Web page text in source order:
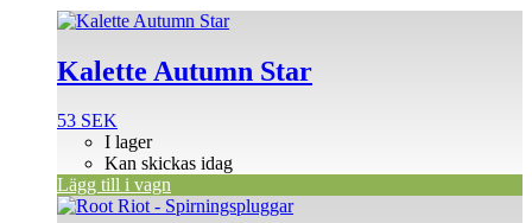
Kalette Autumn Star
53 SEK
I lager
Kan skickas idag
Lägg till i vagn
Den